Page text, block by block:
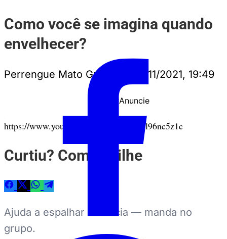
Como você se imagina quando
envelhecer?
Perrengue Mato Grosso 23/11/2021, 19:49
PUBLICIDADEAnuncie
https://www.youtube.com/watch?v=hul96nc5z1c
Curtiu? Compartilhe
Ajuda a espalhar a notícia — manda no
grupo.